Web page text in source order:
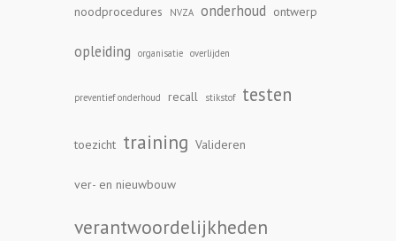
noodprocedures NVZA onderhoud ontwerp
opleiding organisatie overlijden
preventief onderhoud recall stikstof testen
toezicht training Valideren
ver- en nieuwbouw
verantwoordelijkheden